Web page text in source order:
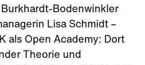
Bodenwinkler
Lisa Schmidt –
als Open Academy: Dort
Theorie und